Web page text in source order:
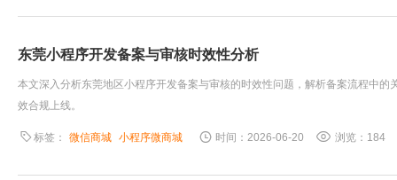
东莞小程序开发备案与审核时效性分析
本文深入分析东莞地区小程序开发备案与审核的时效性问题，解析备案流程中
效合规上线。
标签： 微信商城 小程序微商城 时间：2026-06-20 浏览：184